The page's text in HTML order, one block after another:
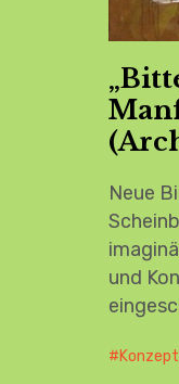
Neue
und